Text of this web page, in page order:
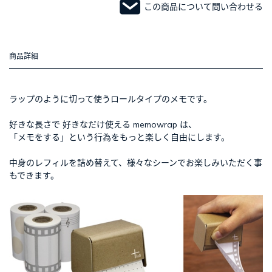
この商品について問い合わせる
商品詳細
ラップのように切って使うロールタイプのメモです。
好きな長さで 好きなだけ使える memowrap は、
「メモをする」という行為をもっと楽しく自由にします。
中身のレフィルを詰め替えて、様々なシーンでお楽しみいただく事
もできます。